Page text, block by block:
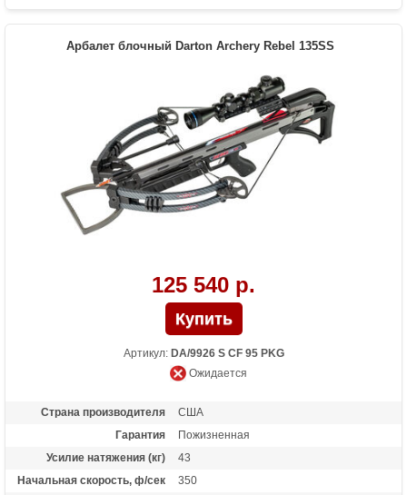
Арбалет блочный Darton Archery Rebel 135SS
125 540 р.
Артикул: DA/9926 S CF 95 PKG
Ожидается
Страна производителя
США
Гарантия
Пожизненная
Усилие натяжения (кг)
43
Начальная скорость, ф/сек
350